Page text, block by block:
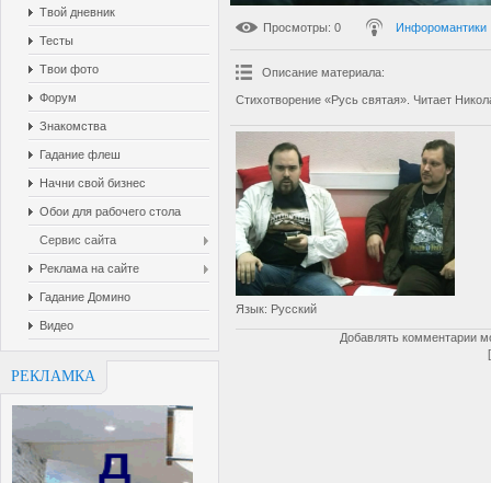
Твой дневник
Тесты
Твои фото
Форум
Знакомства
Гадание флеш
Начни свой бизнес
Обои для рабочего стола
Сервис сайта
Реклама на сайте
Гадание Домино
Видео
РЕКЛАМКА
Просмотры: 0 Инфоромантики
Описание материала:
Стихотворение «Русь святая». Читает
Язык: Русский
Добавлять комментарии